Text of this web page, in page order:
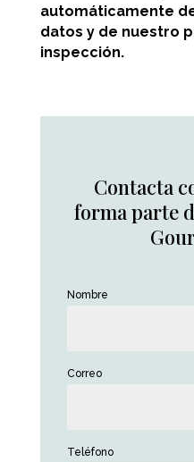
automáticamente
datos y de nuestro
inspección.
Contacta
forma parte
Nombre
Correo
Teléfono